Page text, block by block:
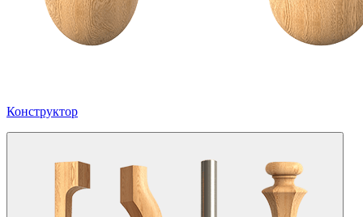
Конструктор